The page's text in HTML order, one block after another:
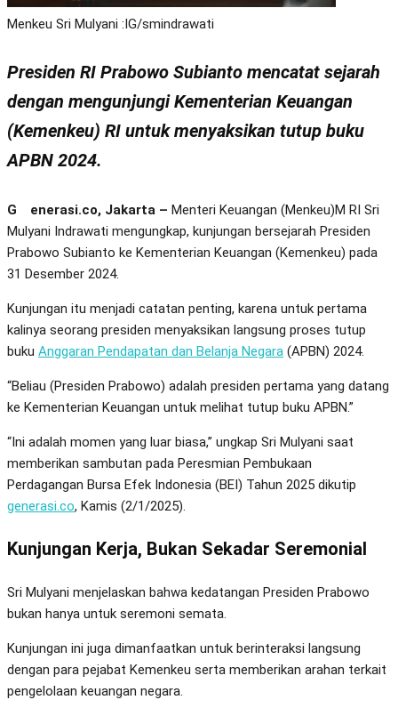
Menkeu Sri Mulyani :IG/smindrawati
Presiden RI Prabowo Subianto mencatat sejarah
dengan mengunjungi Kementerian Keuangan
(Kemenkeu) RI untuk menyaksikan tutup buku
APBN 2024.
Generasi.co, Jakarta – Menteri Keuangan (Menkeu)M RI Sri
Mulyani Indrawati mengungkap, kunjungan bersejarah Presiden
Prabowo Subianto ke Kementerian Keuangan (Kemenkeu) pada
31 Desember 2024.
Kunjungan itu menjadi catatan penting, karena untuk pertama
kalinya seorang presiden menyaksikan langsung proses tutup
buku Anggaran Pendapatan dan Belanja Negara (APBN) 2024.
“Beliau (Presiden Prabowo) adalah presiden pertama yang datang
ke Kementerian Keuangan untuk melihat tutup buku APBN.”
“Ini adalah momen yang luar biasa,” ungkap Sri Mulyani saat
memberikan sambutan pada Peresmian Pembukaan
Perdagangan Bursa Efek Indonesia (BEI) Tahun 2025 dikutip
generasi.co, Kamis (2/1/2025).
Kunjungan Kerja, Bukan Sekadar Seremonial
Sri Mulyani menjelaskan bahwa kedatangan Presiden Prabowo
bukan hanya untuk seremoni semata.
Kunjungan ini juga dimanfaatkan untuk berinteraksi langsung
dengan para pejabat Kemenkeu serta memberikan arahan terkait
pengelolaan keuangan negara.